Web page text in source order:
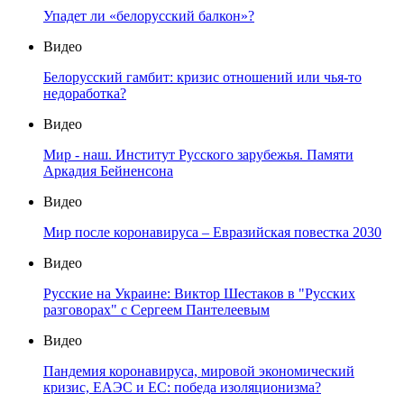
Упадет ли «белорусский балкон»?
Видео
Белорусский гамбит: кризис отношений или чья-то
недоработка?
Видео
Мир - наш. Институт Русского зарубежья. Памяти
Аркадия Бейненсона
Видео
Мир после коронавируса – Евразийская повестка 2030
Видео
Русские на Украине: Виктор Шестаков в "Русских
разговорах" с Сергеем Пантелеевым
Видео
Пандемия коронавируса, мировой экономический
кризис, ЕАЭС и ЕС: победа изоляционизма?